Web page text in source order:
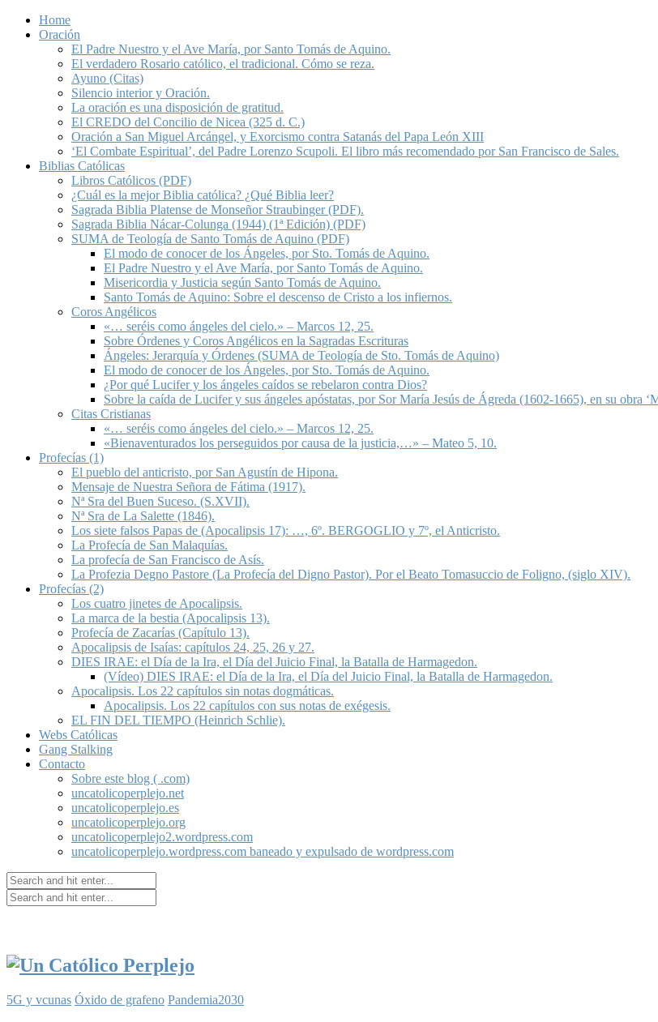
Home
Oración
El Padre Nuestro y el Ave María, por Santo Tomás de Aquino.
El verdadero Rosario católico, el tradicional. Cómo se reza.
Ayuno (Citas)
Silencio interior y Oración.
La oración es una disposición de gratitud.
El CREDO del Concilio de Nicea (325 d. C.)
Oración a San Miguel Arcángel, y Exorcismo contra Satanás del Papa León XIII
‘El Combate Espiritual’, del Padre Lorenzo Scupoli. El libro más recomendado por San Francisco de Sales.
Biblias Católicas
Libros Católicos (PDF)
¿Cuál es la mejor Biblia católica? ¿Qué Biblia leer?
Sagrada Biblia Platense de Monseñor Straubinger (PDF).
Sagrada Biblia Nácar-Colunga (1944) (1ª Edición) (PDF)
SUMA de Teología de Santo Tomás de Aquino (PDF)
El modo de conocer de los Ángeles, por Sto. Tomás de Aquino.
El Padre Nuestro y el Ave María, por Santo Tomás de Aquino.
Misericordia y Justicia según Santo Tomás de Aquino.
Santo Tomás de Aquino: Sobre el descenso de Cristo a los infiernos.
Coros Angélicos
«… seréis como ángeles del cielo.» – Marcos 12, 25.
Sobre Órdenes y Coros Angélicos en la Sagradas Escrituras
Ángeles: Jerarquía y Órdenes (SUMA de Teología de Sto. Tomás de Aquino)
El modo de conocer de los Ángeles, por Sto. Tomás de Aquino.
¿Por qué Lucifer y los ángeles caídos se rebelaron contra Dios?
Sobre la caída de Lucifer y sus ángeles apóstatas, por Sor María Jesús de Ágreda (1602-1665), en su obra
Citas Cristianas
«… seréis como ángeles del cielo.» – Marcos 12, 25.
«Bienaventurados los perseguidos por causa de la justicia,…» – Mateo 5, 10.
Profecías (1)
El pueblo del anticristo, por San Agustín de Hipona.
Mensaje de Nuestra Señora de Fátima (1917).
Nª Sra del Buen Suceso. (S.XVII).
Nª Sra de La Salette (1846).
Los siete falsos Papas de (Apocalipsis 17): …, 6º. BERGOGLIO y 7º, el Anticristo.
La Profecía de San Malaquías.
La profecía de San Francisco de Asís.
La Profezia Degno Pastore (La Profecía del Digno Pastor). Por el Beato Tomasuccio de Foligno, (siglo XIV).
Profecías (2)
Los cuatro jinetes de Apocalipsis.
La marca de la bestia (Apocalipsis 13).
Profecía de Zacarías (Capítulo 13).
Apocalipsis de Isaías: capítulos 24, 25, 26 y 27.
DIES IRAE: el Día de la Ira, el Día del Juicio Final, la Batalla de Harmagedon.
(Vídeo) DIES IRAE: el Día de la Ira, el Día del Juicio Final, la Batalla de Harmagedon.
Apocalipsis. Los 22 capítulos sin notas dogmáticas.
Apocalipsis. Los 22 capítulos con sus notas de exégesis.
EL FIN DEL TIEMPO (Heinrich Schlie).
Webs Católicas
Gang Stalking
Contacto
Sobre este blog ( .com)
uncatolicoperplejo.net
uncatolicoperplejo.es
uncatolicoperplejo.org
uncatolicoperplejo2.wordpress.com
uncatolicoperplejo.wordpress.com baneado y expulsado de wordpress.com
5G y vcunas Óxido de grafeno Pandemia2030